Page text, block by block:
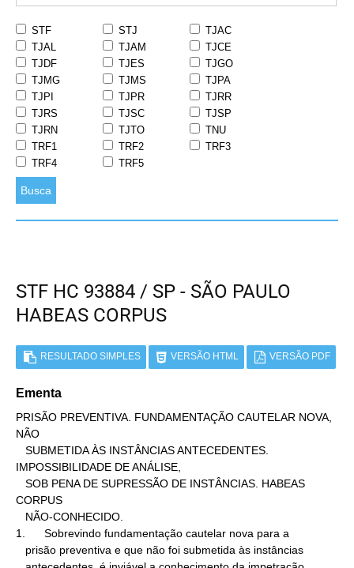
STF STJ
TJAC
TJAL
TJAM
TJCE
TJDF
TJES
TJGO
TJMG
TJMS
TJPA
TJPI
TJPR
TJRR
TJRS
TJSC
TJSP
TJRN
TJTO
TNU
TRF1
TRF2
TRF3
TRF4
TRF5
Busca
STF HC 93884 / SP - SÃO PAULO
HABEAS CORPUS
RESULTADO SIMPLES VERSÃO HTML VERSÃO PDF
Ementa
PRISÃO PREVENTIVA. FUNDAMENTAÇÃO CAUTELAR NOVA,
NÃO
IMPOSSIBILIDADE DE ANÁLISE,
CORPUS
1.      Sobrevindo fundamentação cautelar nova para a